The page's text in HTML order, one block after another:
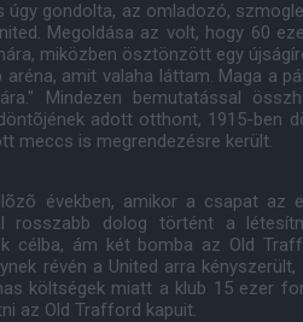
gondolta, az omladozó,
Megoldása az volt, hogy 60
miközben ösztönzött egy
amit valaha láttam. Maga a
Mindezen bemutatással
adott otthont, 1915-ben
meccs is megrendezésre került.
években, amikor a csapat az
dolog történt a
célba, ám két bomba az Old
révén a United arra kényszerült,
költségek miatt a klub 15 ezer
az Old Trafford kapuit.